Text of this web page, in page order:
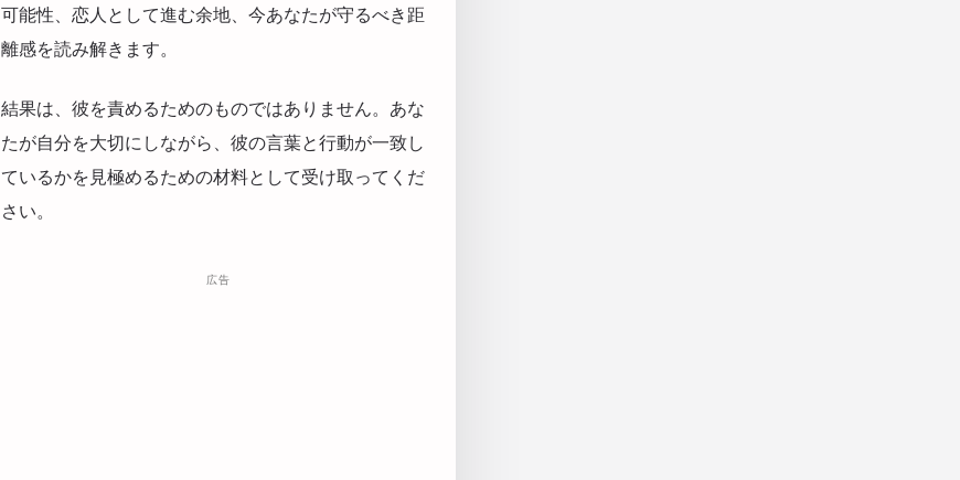
可能性、恋人として進む余地、今あなたが守るべき距
離感を読み解きます。
結果は、彼を責めるためのものではありません。あな
たが自分を大切にしながら、彼の言葉と行動が一致し
ているかを見極めるための材料として受け取ってくだ
さい。
広告